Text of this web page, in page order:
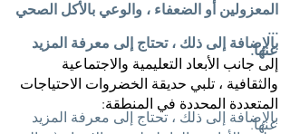
المعزولين أو الضعفاء ، والوعي بالأكل الصحي
...
بالإضافة إلى ذلك ، تحتاج إلى معرفة المزيد
عنها.
إلى جانب الأبعاد التعليمية والاجتماعية
والثقافية ، تلبي حديقة الخضروات الاحتياجات
المتعددة المحددة في المنطقة:
بالإضافة إلى ذلك ، تحتاج إلى معرفة المزيد
عنها.